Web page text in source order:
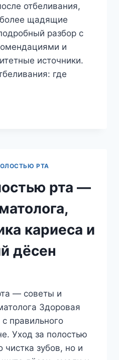
отбеливания,
щадящие
разбор с
и
источники.
где
РТА
рта —
кариеса и
дёсен
— советы и
Здоровая
правильного
Уход за полостью
чистка зубов, но и